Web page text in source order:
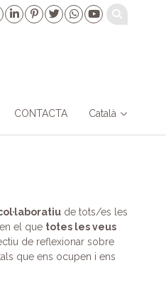
CONTACTA Català
de tots/es les
el que totes les veus
de reflexionar sobre
que ens ocupen i ens